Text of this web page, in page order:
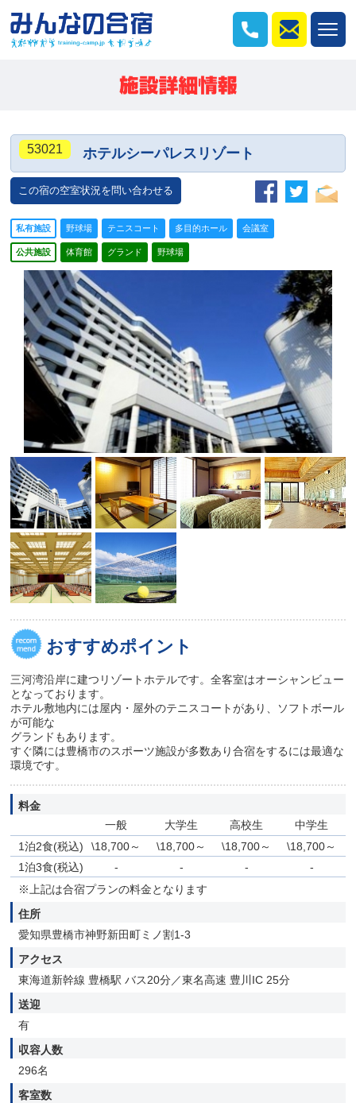
53021 ホテルシーパレスリゾート
この宿の空室状況を問い合わせる
私有施設 野球場 テニスコート 多目的ホール 会議室
公共施設 体育館 グランド 野球場
おすすめポイント
三河湾沿岸に建つリゾートホテルです。全客室はオーシャンビュー
となっております。
ホテル敷地内には屋内・屋外のテニスコートがあり、ソフトボール
が可能な
グランドもあります。
すぐ隣には豊橋市のスポーツ施設が多数あり合宿をするには最適な
環境です。
料金
一般
大学生 高校生
中学生
1泊2食(税込)
\18,700～ \18,700～ \18,700～ \18,700～
1泊3食(税込)
- - -
-
※上記は合宿プランの料金となります
住所
愛知県豊橋市神野新田町ミノ割1-3
アクセス
東海道新幹線 豊橋駅 バス20分／東名高速 豊川IC 25分
送迎
有
収容人数
296名
客室数